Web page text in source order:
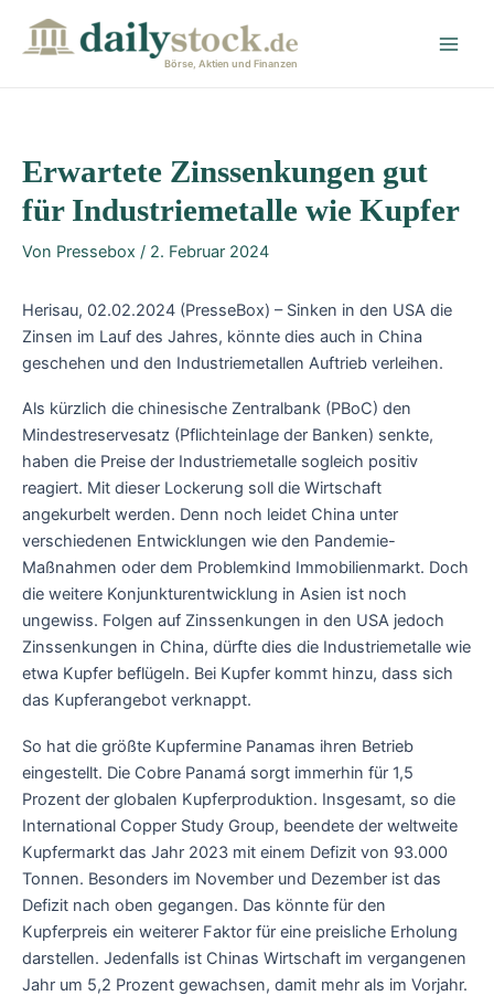
Börse, Aktien und Finanzen
Erwartete Zinssenkungen gut
für Industriemetalle wie Kupfer
Von Pressebox / 2. Februar 2024
Herisau, 02.02.2024 (PresseBox) – Sinken in den USA die
Zinsen im Lauf des Jahres, könnte dies auch in China
geschehen und den Industriemetallen Auftrieb verleihen.
Als kürzlich die chinesische Zentralbank (PBoC) den
Mindestreservesatz (Pflichteinlage der Banken) senkte,
haben die Preise der Industriemetalle sogleich positiv
reagiert. Mit dieser Lockerung soll die Wirtschaft
angekurbelt werden. Denn noch leidet China unter
verschiedenen Entwicklungen wie den Pandemie-
Maßnahmen oder dem Problemkind Immobilienmarkt. Doch
die weitere Konjunkturentwicklung in Asien ist noch
ungewiss. Folgen auf Zinssenkungen in den USA jedoch
Zinssenkungen in China, dürfte dies die Industriemetalle wie
etwa Kupfer beflügeln. Bei Kupfer kommt hinzu, dass sich
das Kupferangebot verknappt.
So hat die größte Kupfermine Panamas ihren Betrieb
eingestellt. Die Cobre Panamá sorgt immerhin für 1,5
Prozent der globalen Kupferproduktion. Insgesamt, so die
International Copper Study Group, beendete der weltweite
Kupfermarkt das Jahr 2023 mit einem Defizit von 93.000
Tonnen. Besonders im November und Dezember ist das
Defizit nach oben gegangen. Das könnte für den
Kupferpreis ein weiterer Faktor für eine preisliche Erholung
darstellen. Jedenfalls ist Chinas Wirtschaft im vergangenen
Jahr um 5,2 Prozent gewachsen, damit mehr als im Vorjahr.